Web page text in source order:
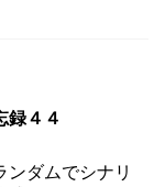
録４４
ダムでシナリ